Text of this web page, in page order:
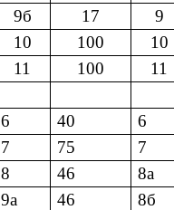
9б 17
9
10 100
10
11 100
11
6 40
6
7 75
7
8 46
8а
9а 46
8б